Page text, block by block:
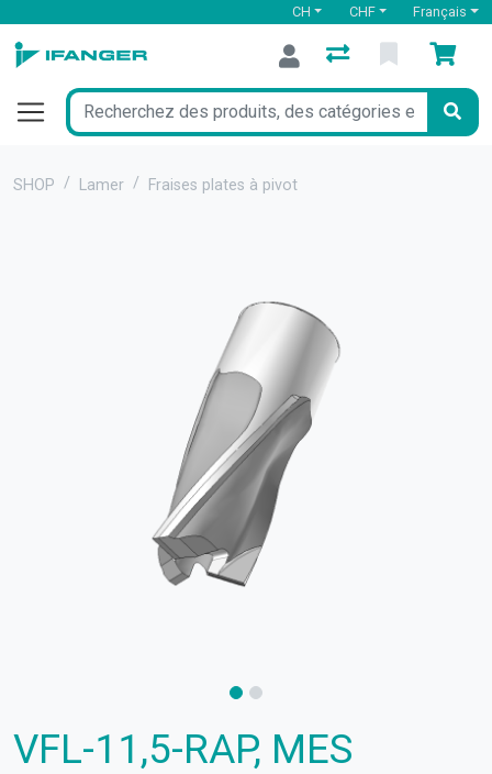
CH CHF Français
SHOP Lamer Fraises plates à pivot
VFL-11,5-RAP, MES